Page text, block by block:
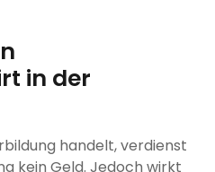
in der
handelt, verdienst
kein Geld. Jedoch wirkt